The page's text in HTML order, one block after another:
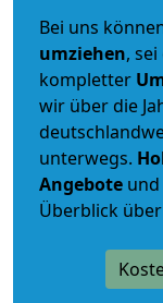
Bei uns
umziehen, sei
kompletter
wir über die
unterwegs.
Angebote
Überblick